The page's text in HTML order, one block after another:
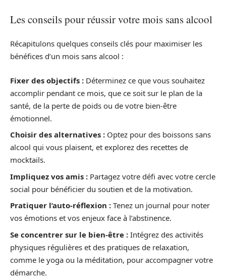
Les conseils pour réussir votre mois sans alcool
Récapitulons quelques conseils clés pour maximiser les
bénéfices d’un mois sans alcool :
Fixer des objectifs : Déterminez ce que vous souhaitez
accomplir pendant ce mois, que ce soit sur le plan de la
santé, de la perte de poids ou de votre bien-être
émotionnel.
Choisir des alternatives : Optez pour des boissons sans
alcool qui vous plaisent, et explorez des recettes de
mocktails.
Impliquez vos amis : Partagez votre défi avec votre cercle
social pour bénéficier du soutien et de la motivation.
Pratiquer l’auto-réflexion : Tenez un journal pour noter
vos émotions et vos enjeux face à l’abstinence.
Se concentrer sur le bien-être : Intégrez des activités
physiques régulières et des pratiques de relaxation,
comme le yoga ou la méditation, pour accompagner votre
démarche.